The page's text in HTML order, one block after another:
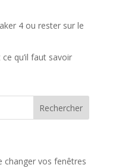
4 ou rester sur le
qu’il faut savoir
changer vos fenêtres